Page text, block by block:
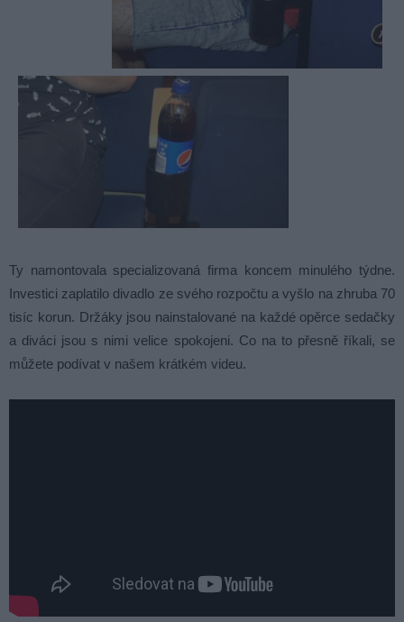
Ty namontovala specializovaná firma koncem minulého týdne.
Investici zaplatilo divadlo ze svého rozpočtu a vyšlo na zhruba 70
tisíc korun. Držáky jsou nainstalované na každé opěrce sedačky
a diváci jsou s nimi velice spokojeni. Co na to přesně říkali, se
můžete podívat v našem krátkém videu.